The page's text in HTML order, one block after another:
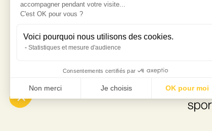
Sportbeach 2025. All rights reserved
Terms of use
accompagner pendant votre visite...
C'est OK pour vous ?
Voici pourquoi nous utilisons des cookies.
Statistiques et mesure d'audience
Consentements certifiés par
Non merci Je choisis OK pour moi
Axeptio consent
Consent Management Platform: Personalize Your